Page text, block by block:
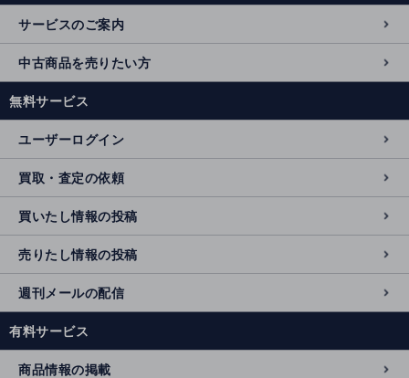
サービスのご案内
中古商品を売りたい方
無料サービス
ユーザーログイン
買取・査定の依頼
買いたし情報の投稿
売りたし情報の投稿
週刊メールの配信
有料サービス
商品情報の掲載